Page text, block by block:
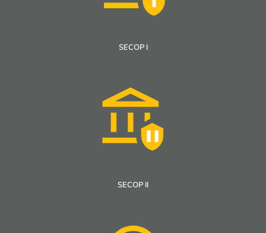
SECOP I
SECOP II